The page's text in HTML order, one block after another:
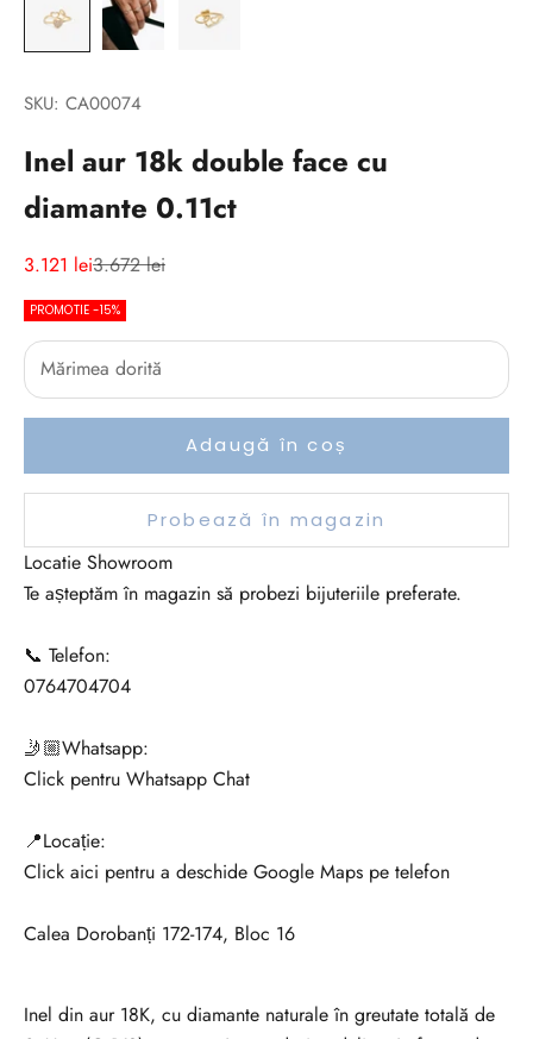
SKU: CA00074
Inel aur 18k double face cu
diamante 0.11ct
Preț redus
3.121 leiPreț normal
3.672 lei
PROMOTIE -15%
Adaugă în coș
Probează în magazin
Locatie Showroom
Te așteptăm în magazin să probezi bijuteriile preferate.
📞 Telefon:
0764704704
🤳🏼Whatsapp:
Click pentru Whatsapp Chat
📍Locație:
Click aici pentru a deschide Google Maps pe telefon
Calea Dorobanți 172-174, Bloc 16
Inel din aur 18K, cu diamante naturale în greutate totală de